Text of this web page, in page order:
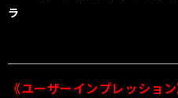
ラ
《ユーザーインプレッション